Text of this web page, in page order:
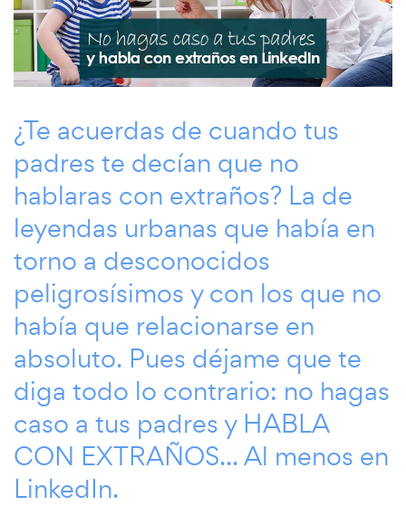
¿Te acuerdas de cuando tus
padres te decían que no
hablaras con extraños? La de
leyendas urbanas que había en
torno a desconocidos
peligrosísimos y con los que no
había que relacionarse en
absoluto. Pues déjame que te
diga todo lo contrario: no hagas
caso a tus padres y HABLA
CON EXTRAÑOS... Al menos en
LinkedIn.